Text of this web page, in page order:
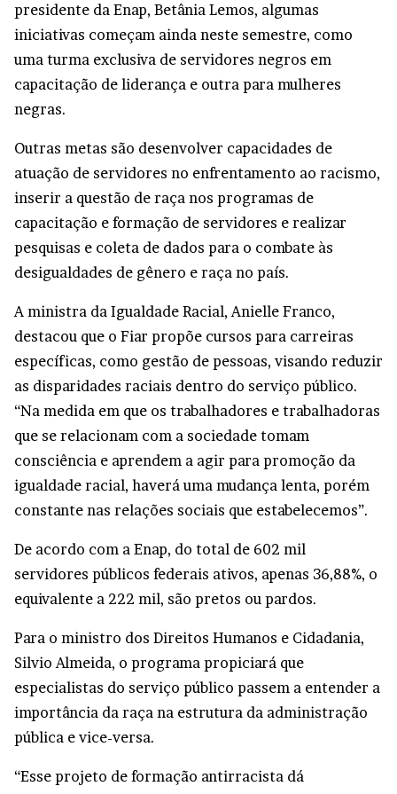
presidente da Enap, Betânia Lemos, algumas
iniciativas começam ainda neste semestre, como
uma turma exclusiva de servidores negros em
capacitação de liderança e outra para mulheres
negras.
Outras metas são desenvolver capacidades de
atuação de servidores no enfrentamento ao racismo,
inserir a questão de raça nos programas de
capacitação e formação de servidores e realizar
pesquisas e coleta de dados para o combate às
desigualdades de gênero e raça no país.
A ministra da Igualdade Racial, Anielle Franco,
destacou que o Fiar propõe cursos para carreiras
específicas, como gestão de pessoas, visando reduzir
as disparidades raciais dentro do serviço público.
“Na medida em que os trabalhadores e trabalhadoras
que se relacionam com a sociedade tomam
consciência e aprendem a agir para promoção da
igualdade racial, haverá uma mudança lenta, porém
constante nas relações sociais que estabelecemos”.
De acordo com a Enap, do total de 602 mil
servidores públicos federais ativos, apenas 36,88%, o
equivalente a 222 mil, são pretos ou pardos.
Para o ministro dos Direitos Humanos e Cidadania,
Silvio Almeida, o programa propiciará que
especialistas do serviço público passem a entender a
importância da raça na estrutura da administração
pública e vice-versa.
“Esse projeto de formação antirracista dá